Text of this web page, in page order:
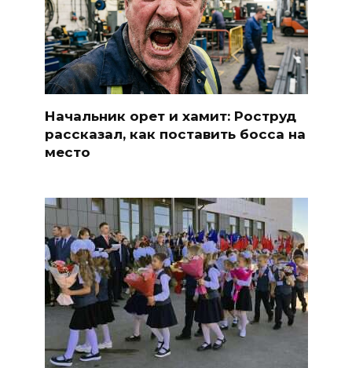
Начальник орет и хамит: Роструд
рассказал, как поставить босса на
место